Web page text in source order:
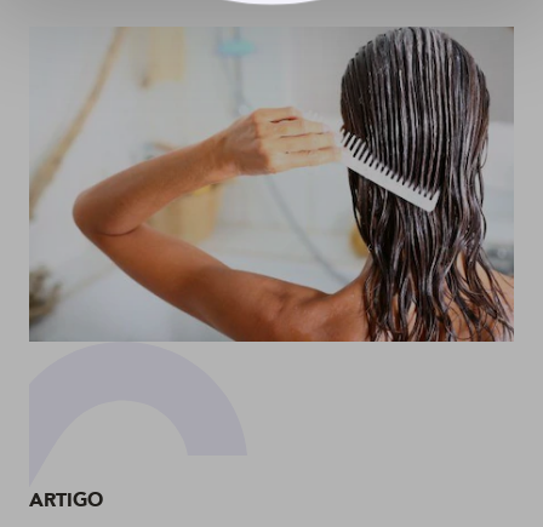
ARTIGO